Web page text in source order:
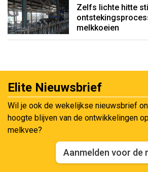
Zelfs lichte hitte
melkkoeien
Elite Nieuwsbrief
Wil je ook de wekelijkse nieuwsbrief
hoogte blijven van de ontwikkelingen
melkvee?
Aanmelden voor de